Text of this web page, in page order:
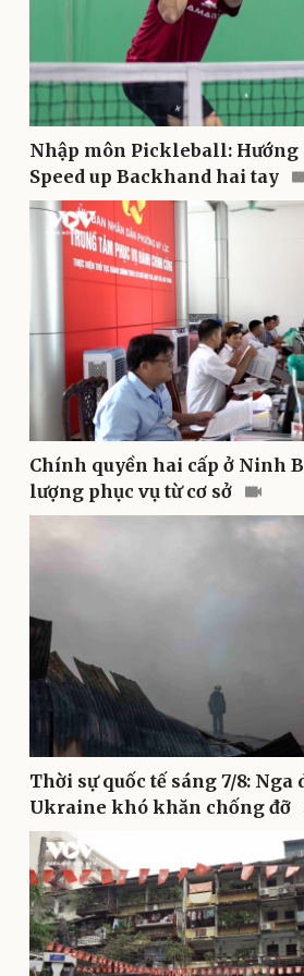
Doanh nghiệp
Thông tin doanh nghiệp
Doanh nghiệp 24h
Doanh nhân
Vì cộng đồng
Công
Sành
Tin
Trải
Sức khỏe
Dinh dưỡng - món ngon
Sản phụ khoa
Nhi khoa
Nam khoa
Làm đẹp - giảm cân
Phòng mạch online
Ăn sạch sống khỏe
Đời
Nhập môn Pickleball: Hướng
Speed up Backhand hai tay
Chính quyền hai cấp ở Ninh
lượng phục vụ từ cơ sở
Thời sự quốc tế sáng 7/8: Nga
Ukraine khó khăn chống đỡ